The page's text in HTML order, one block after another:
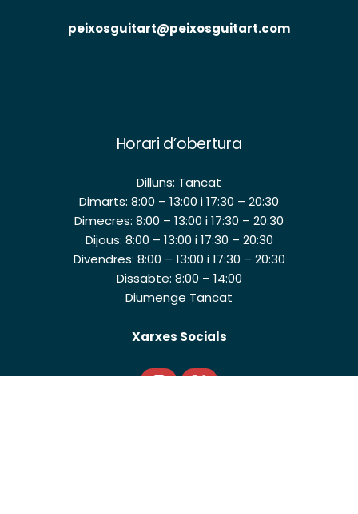
peixosguitart@peixosguitart.com
Horari d’obertura
Dilluns: Tancat
Dimarts: 8:00 – 13:00 i 17:30 – 20:30
Dimecres: 8:00 – 13:00 i 17:30 – 20:30
Dijous: 8:00 – 13:00 i 17:30 – 20:30
Divendres: 8:00 – 13:00 i 17:30 – 20:30
Dissabte: 8:00 – 14:00
Diumenge Tancat
Xarxes Socials